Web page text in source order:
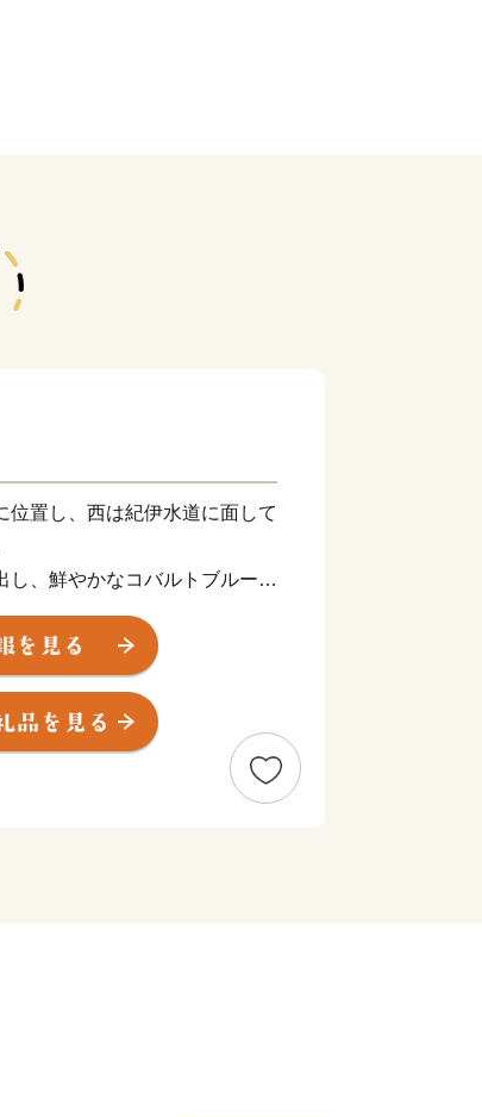
置し、西は紀伊水道に面して
、鮮やかなコバルトブルーの
ラストが美しい白崎海岸の景観
、古くは万葉の頃から歌にも詠
。
良町発祥のゆら早生みかん、
らすやクエ、わかめ、あかもく
の幸の両方に恵まれています。